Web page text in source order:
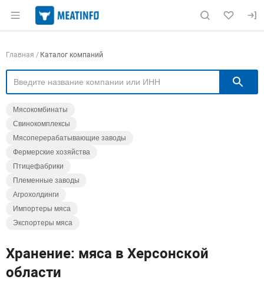
Раздел навигации по сайту meatinfo.ru
Навигация по компаниям
Главная Каталог компаний
Мясокомбинаты
Свинокомплексы
Мясоперерабатывающие заводы
Фермерские хозяйства
Птицефабрики
Племенные заводы
Агрохолдинги
Импортеры мяса
Экспортеры мяса
Хранение: мяса в Херсонской
области